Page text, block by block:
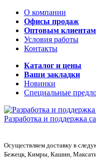
О компании
Офисы продаж
Оптовым клиентам
Условия работы
Контакты
Каталог и цены
Ваши закладки
Новинки
Специальные
Разработка и поддержка
Осуществляем доставку в
Бежецк, Кимры, Кашин,